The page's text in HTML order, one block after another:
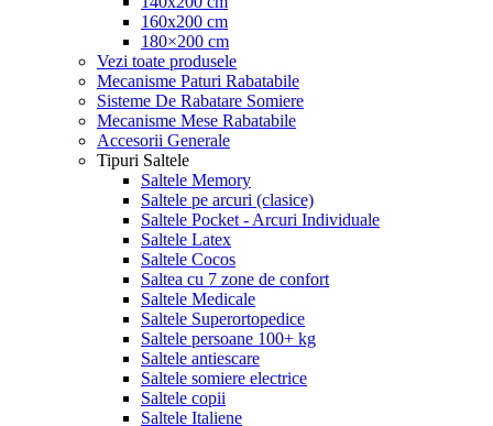
160x200 cm
180×200 cm
Vezi toate produsele
Mecanisme Paturi Rabatabile
Sisteme De Rabatare Somiere
Mecanisme Mese Rabatabile
Accesorii Generale
Tipuri Saltele
Saltele Memory
Saltele pe arcuri (clasice)
Saltele Pocket - Arcuri Individuale
Saltele Latex
Saltele Cocos
Saltea cu 7 zone de confort
Saltele Medicale
Saltele Superortopedice
Saltele persoane 100+ kg
Saltele antiescare
Saltele somiere electrice
Saltele copii
Saltele Italiene